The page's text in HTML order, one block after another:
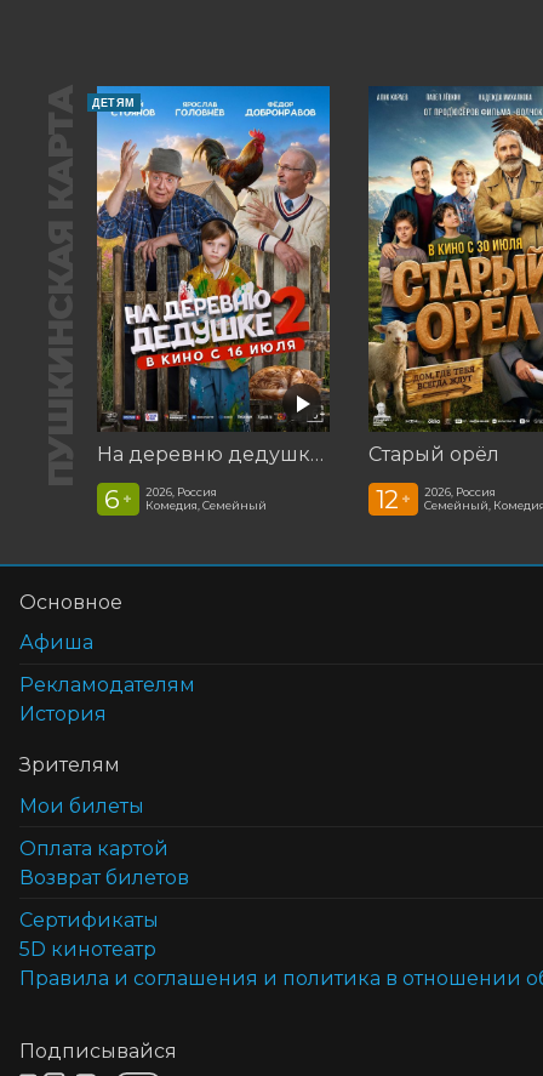
ПУШКИНСКАЯ КАРТА ДЕТЯМ
На деревню дедушке 2
6 +
2026, Россия
Комедия, Семейный
Старый орёл
12 +
2026, Россия
Семейный,
Основное
Афиша
Рекламодателям
История
Зрителям
Мои билеты
Оплата картой
Возврат билетов
Cертификаты
5D кинотеатр
Правила и соглашения и политика в отношении
Подписывайся